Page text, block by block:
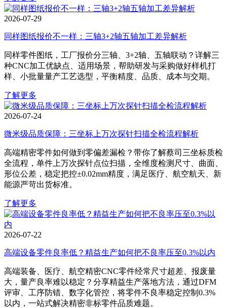
2026-07-29
同样图纸报价不一样：三轴3+2轴五轴加工差异解析
同样零件图纸，工厂报价分三轴、3+2轴、五轴联动？详解三
种CNC加工优缺点、适用场景，帮助研发与采购做好样机打
样、小批量量产工艺选型，平衡精度、品质、成本与交期。
了解更多
2026-07-24
微米级品质保障：三坐标上万次探针扫描全检流程解析
高端精密零件如何做到零偏差漏检？带你了解蔡司三坐标质检
全流程，单件上万次探针点位扫描，全维度检测尺寸、曲面、
形位公差，稳定把控±0.02mm精度，满足医疗、航空航天、新
能源严苛出货标准。
了解更多
2026-07-22
高端设备零件良率低？精益生产如何把不良率压至0.3%以内
高端装备、医疗、航空精密CNC零件经常尺寸超差、报废量
大，量产良率难以稳定？分享精益生产落地方法，通过DFM
评审、工序防错、数字化管控，将零件不良率稳定控制0.3%
以内，一站式解决精密非标零件品质难题。